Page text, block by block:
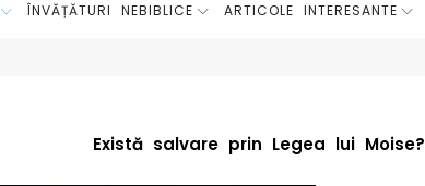
ÎNVĂȚĂTURI NEBIBLICE ARTICOLE INTERESANTE
Există salvare prin Legea lui Moise?